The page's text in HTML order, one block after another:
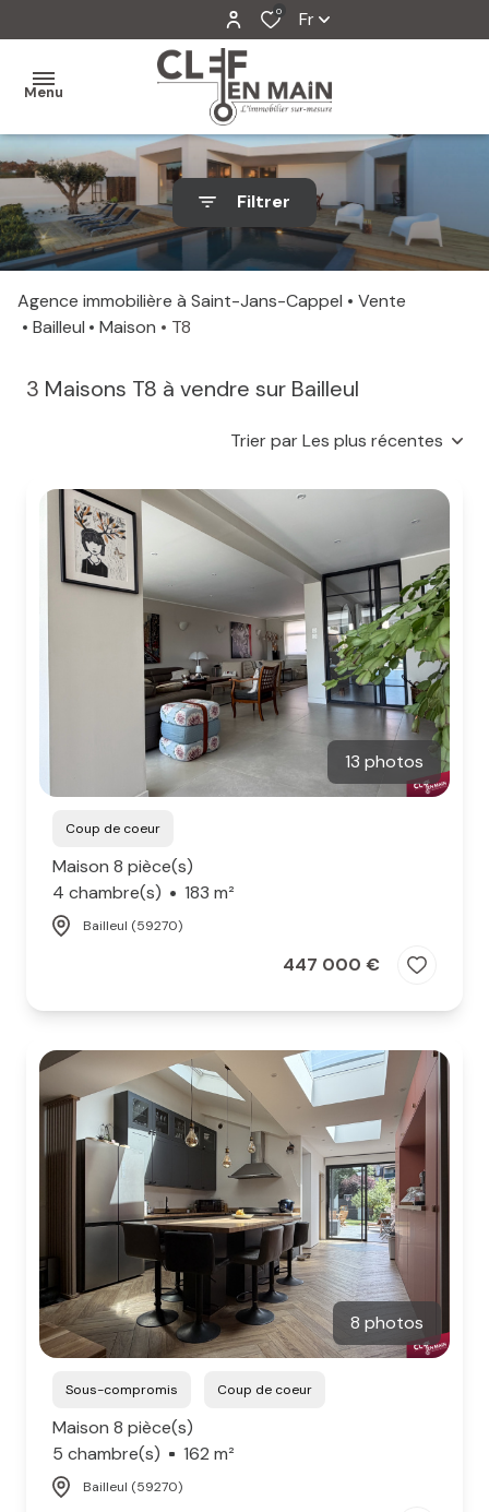
0 Fr
Menu
MON
AGENCE
MES
VENTES
MES
MAIL
Filtrer
Agence immobilière à Saint-Jans-Cappel
Vente
Bailleul
Maison T8
3 Maisons T8 à vendre sur Bailleul
Trier par Les plus récentes
13 photos
Coup de coeur
Maison 8 pièce(s)
4 chambre(s)
183 m²
Bailleul (59270)
447 000 €
8 photos
Sous-compromis Coup de coeur
Maison 8 pièce(s)
5 chambre(s)
162 m²
Bailleul (59270)